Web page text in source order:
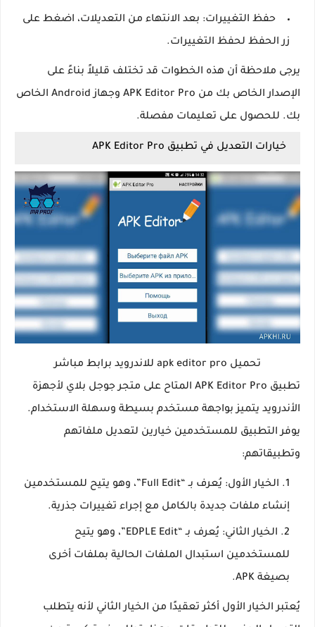
حفظ التغييرات: بعد الانتهاء من التعديلات، اضغط على
زر الحفظ لحفظ التغييرات.
يرجى ملاحظة أن هذه الخطوات قد تختلف قليلاً بناءً على
الإصدار الخاص بك من APK Editor Pro وجهاز Android الخاص
بك. للحصول على تعليمات مفصلة.
خيارات التعديل في تطبيق APK Editor Pro
تحميل apk editor pro للاندرويد برابط مباشر
تطبيق APK Editor Pro المتاح على متجر جوجل بلاي لأجهزة
الأندرويد يتميز بواجهة مستخدم بسيطة وسهلة الاستخدام.
يوفر التطبيق للمستخدمين خيارين لتعديل ملفاتهم
وتطبيقاتهم:
الخيار الأول: يُعرف بـ “Full Edit”، وهو يتيح للمستخدمين
إنشاء ملفات جديدة بالكامل مع إجراء تغييرات جذرية.
الخيار الثاني: يُعرف بـ “EDPLE Edit”، وهو يتيح
للمستخدمين استبدال الملفات الحالية بملفات أخرى
بصيغة APK.
يُعتبر الخيار الأول أكثر تعقيدًا من الخيار الثاني لأنه يتطلب